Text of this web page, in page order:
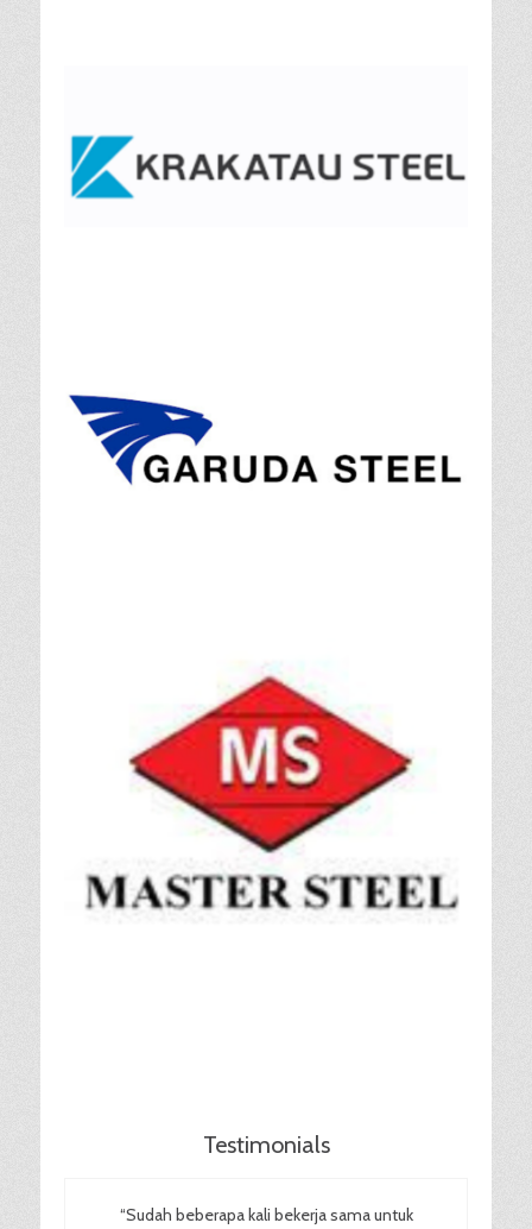
Testimonials
“Sudah beberapa kali bekerja sama untuk